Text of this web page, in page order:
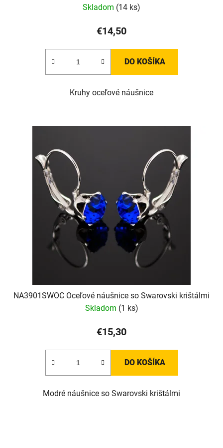
Skladom (14 ks)
€14,50
DO KOŠÍKA
Kruhy oceľové náušnice
NA3901SWOC Oceľové náušnice so Swarovski krištálmi
Skladom (1 ks)
€15,30
DO KOŠÍKA
Modré náušnice so Swarovski krištálmi